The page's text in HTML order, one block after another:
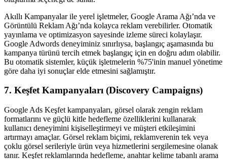
Akıllı Kampanyalar ile yerel işletmeler, Google Arama Ağı’nda ve
Görüntülü Reklam Ağı’nda kolayca reklam verebilirler. Otomatik
yayınlama ve optimizasyon sayesinde izleme süreci kolaylaşır.
Google Adwords deneyiminiz sınırlıysa, başlangıç aşamasında bu
kampanya türünü tercih etmek başlangıç için en doğru adım olabilir.
Bu otomatik sistemler, küçük işletmelerin %75'inin manuel yönetime
göre daha iyi sonuçlar elde etmesini sağlamıştır.
7. Keşfet Kampanyaları (Discovery Campaigns)
Google Ads Keşfet kampanyaları, görsel olarak zengin reklam
formatlarını ve güçlü kitle hedefleme özelliklerini kullanarak
kullanıcı deneyimini kişiselleştirmeyi ve müşteri etkileşimini
artırmayı amaçlar. Görsel reklam biçimi, reklamverenin tek veya
çoklu görsel serileriyle ürün veya hizmetlerini sergilemesine olanak
tanır. Keşfet reklamlarında hedefleme, anahtar kelime tabanlı arama